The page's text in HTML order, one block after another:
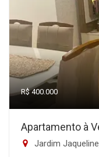
R$ 400.000
Apartamento à
Jardim